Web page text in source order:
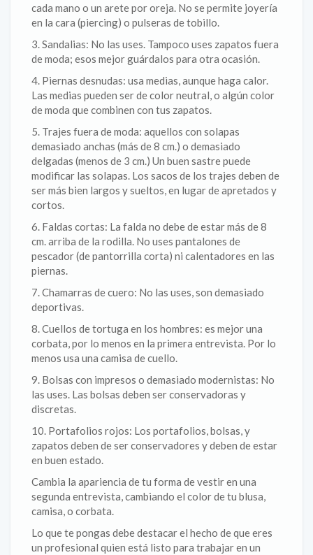
cada mano o un arete por oreja. No se permite joyería
en la cara (piercing) o pulseras de tobillo.
3. Sandalias: No las uses. Tampoco uses zapatos fuera
de moda; esos mejor guárdalos para otra ocasión.
4. Piernas desnudas: usa medias, aunque haga calor.
Las medias pueden ser de color neutral, o algún color
de moda que combinen con tus zapatos.
5. Trajes fuera de moda: aquellos con solapas
demasiado anchas (más de 8 cm.) o demasiado
delgadas (menos de 3 cm.) Un buen sastre puede
modificar las solapas. Los sacos de los trajes deben de
ser más bien largos y sueltos, en lugar de apretados y
cortos.
6. Faldas cortas: La falda no debe de estar más de 8
cm. arriba de la rodilla. No uses pantalones de
pescador (de pantorrilla corta) ni calentadores en las
piernas.
7. Chamarras de cuero: No las uses, son demasiado
deportivas.
8. Cuellos de tortuga en los hombres: es mejor una
corbata, por lo menos en la primera entrevista. Por lo
menos usa una camisa de cuello.
9. Bolsas con impresos o demasiado modernistas: No
las uses. Las bolsas deben ser conservadoras y
discretas.
10. Portafolios rojos: Los portafolios, bolsas, y
zapatos deben de ser conservadores y deben de estar
en buen estado.
Cambia la apariencia de tu forma de vestir en una
segunda entrevista, cambiando el color de tu blusa,
camisa, o corbata.
Lo que te pongas debe destacar el hecho de que eres
un profesional quien está listo para trabajar en un